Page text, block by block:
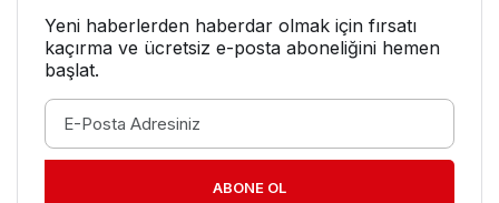
Yeni haberlerden haberdar olmak için fırsatı
kaçırma ve ücretsiz e-posta aboneliğini hemen
başlat.
ABONE OL